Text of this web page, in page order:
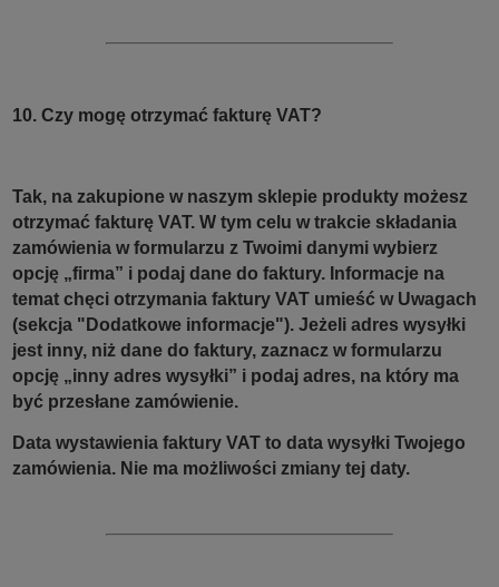
10. Czy mogę otrzymać fakturę VAT?
Tak, na zakupione w naszym sklepie produkty możesz
otrzymać fakturę VAT. W tym celu w trakcie składania
zamówienia w formularzu z Twoimi danymi wybierz
opcję „firma” i podaj dane do faktury. Informacje na
temat chęci otrzymania faktury VAT umieść w Uwagach
(sekcja "Dodatkowe informacje"). Jeżeli adres wysyłki
jest inny, niż dane do faktury, zaznacz w formularzu
opcję „inny adres wysyłki” i podaj adres, na który ma
być przesłane zamówienie.
Data wystawienia faktury VAT to data wysyłki Twojego
zamówienia. Nie ma możliwości zmiany tej daty.